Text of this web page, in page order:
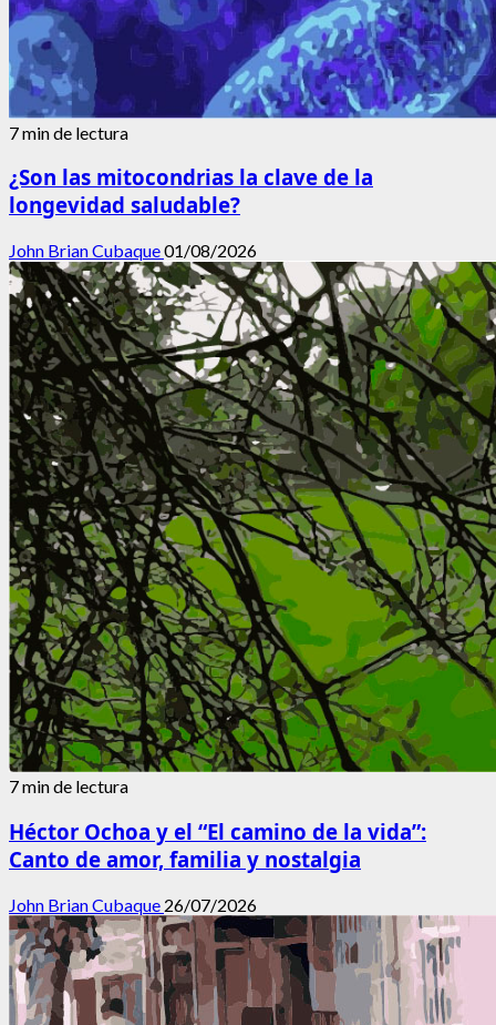
7 min de lectura
¿Son las mitocondrias la clave de la
longevidad saludable?
John Brian Cubaque01/08/2026
7 min de lectura
Héctor Ochoa y el “El camino de la vida”:
Canto de amor, familia y nostalgia
John Brian Cubaque 26/07/2026